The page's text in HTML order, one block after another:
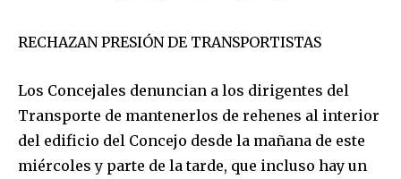
RECHAZAN PRESIÓN DE TRANSPORTISTAS
Los Concejales denuncian a los dirigentes del
Transporte de mantenerlos de rehenes al interior
del edificio del Concejo desde la mañana de este
miércoles y parte de la tarde, que incluso hay un